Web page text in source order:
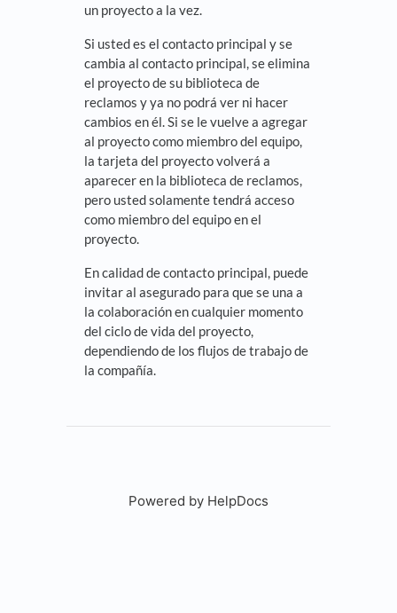
un proyecto a la vez.
Si usted es el contacto principal y se
cambia al contacto principal, se elimina
el proyecto de su biblioteca de
reclamos y ya no podrá ver ni hacer
cambios en él. Si se le vuelve a agregar
al proyecto como miembro del equipo,
la tarjeta del proyecto volverá a
aparecer en la biblioteca de reclamos,
pero usted solamente tendrá acceso
como miembro del equipo en el
proyecto.
En calidad de contacto principal, puede
invitar al asegurado para que se una a
la colaboración en cualquier momento
del ciclo de vida del proyecto,
dependiendo de los flujos de trabajo de
la compañía.
Powered by HelpDocs